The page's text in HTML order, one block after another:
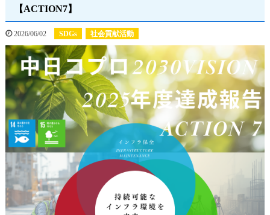
【ACTION7】
2026/06/02 SDGs 社会貢献活動